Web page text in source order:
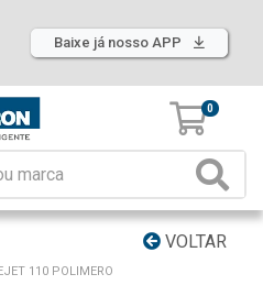
Baixe já nosso APP
0
VOLTAR
110 POLIMERO